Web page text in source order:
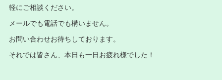
軽にご相談ください。
メールでも電話でも構いません。
お問い合わせお待ちしております。
それでは皆さん、本日も一日お疲れ様でした！